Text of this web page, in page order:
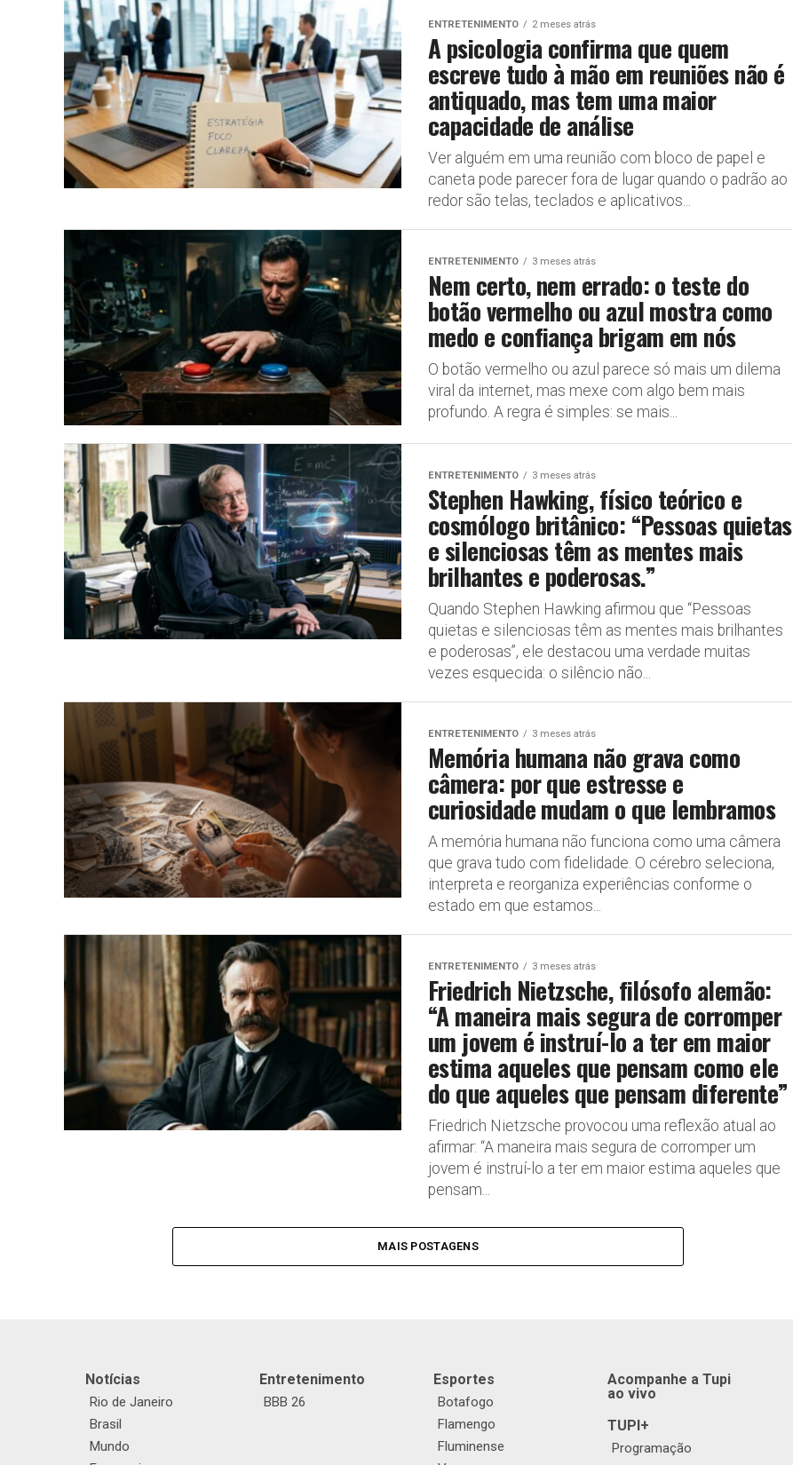
ENTRETENIMENTO 2 meses atrás
A psicologia confirma que quem
escreve tudo à mão em reuniões não é
antiquado, mas tem uma maior
capacidade de análise
Ver alguém em uma reunião com bloco de papel e
caneta pode parecer fora de lugar quando o padrão ao
redor são telas, teclados e aplicativos...
ENTRETENIMENTO 3 meses atrás
Nem certo, nem errado: o teste do
botão vermelho ou azul mostra como
medo e confiança brigam em nós
O botão vermelho ou azul parece só mais um dilema
viral da internet, mas mexe com algo bem mais
profundo. A regra é simples: se mais...
ENTRETENIMENTO 3 meses atrás
Stephen Hawking, físico teórico e
cosmólogo britânico: “Pessoas quietas
e silenciosas têm as mentes mais
brilhantes e poderosas.”
Quando Stephen Hawking afirmou que “Pessoas
quietas e silenciosas têm as mentes mais brilhantes
e poderosas”, ele destacou uma verdade muitas
vezes esquecida: o silêncio não...
ENTRETENIMENTO 3 meses atrás
Memória humana não grava como
câmera: por que estresse e
curiosidade mudam o que lembramos
A memória humana não funciona como uma câmera
que grava tudo com fidelidade. O cérebro seleciona,
interpreta e reorganiza experiências conforme o
estado em que estamos...
ENTRETENIMENTO 3 meses atrás
Friedrich Nietzsche, filósofo alemão:
“A maneira mais segura de corromper
um jovem é instruí-lo a ter em maior
estima aqueles que pensam como ele
do que aqueles que pensam diferente”
Friedrich Nietzsche provocou uma reflexão atual ao
afirmar: “A maneira mais segura de corromper um
jovem é instruí-lo a ter em maior estima aqueles que
pensam...
MAIS POSTAGENS
Notícias
Rio de Janeiro
Brasil
Mundo
Entretenimento
BBB 26
Esportes
Botafogo
Flamengo
Fluminense
Acompanhe a Tupi
ao vivo
TUPI+
Programação